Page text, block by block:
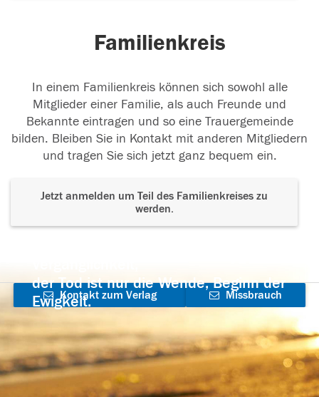
Familienkreis
In einem Familienkreis können sich sowohl alle
Mitglieder einer Familie, als auch Freunde und
Bekannte eintragen und so eine Trauergemeinde
bilden. Bleiben Sie in Kontakt mit anderen Mitgliedern
und tragen Sie sich jetzt ganz bequem ein.
Jetzt anmelden um Teil des Familienkreises zu
werden.
der Tod ist nur die Wende, Beginn der
Ewigkeit.
Kontakt zum Verlag
aufnehmen
Missbrauch